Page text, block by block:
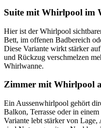
Suite mit Whirlpool im
Hier ist der Whirlpool
Bett, im offenen Badbereich
Diese Variante wirkt stärker
und Rückzug verschmelzen
Whirlwanne.
Zimmer mit Whirlpool
Ein Aussenwhirlpool gehört
Balkon, Terrasse oder in
Variante lebt stärker von